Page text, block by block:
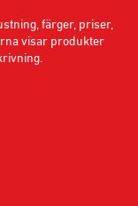
färger, priser,
visar produkter